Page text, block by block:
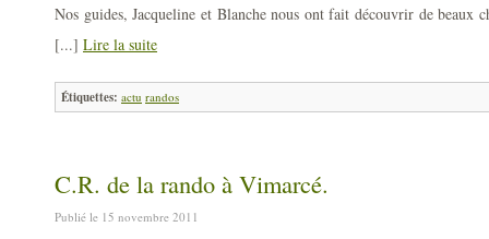
Nos guides, Jacqueline et Blanche nous ont fait découvrir de beaux
[...] Lire la suite
Étiquettes: actu randos
C.R. de la rando à Vimarcé.
Publié le 15 novembre 2011